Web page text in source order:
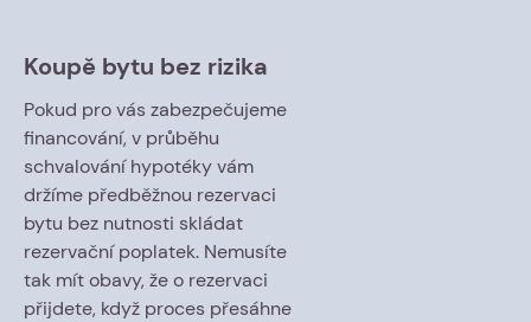
Koupě bytu bez rizika
Pokud pro vás zabezpečujeme
financování, v průběhu
schvalování hypotéky vám
držíme předběžnou rezervaci
bytu bez nutnosti skládat
rezervační poplatek. Nemusíte
tak mít obavy, že o rezervaci
přijdete, když proces přesáhne